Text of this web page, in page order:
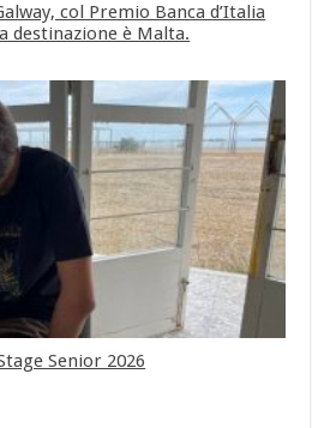
col Premio Banca d’Italia
destinazione è Malta.
Senior 2026